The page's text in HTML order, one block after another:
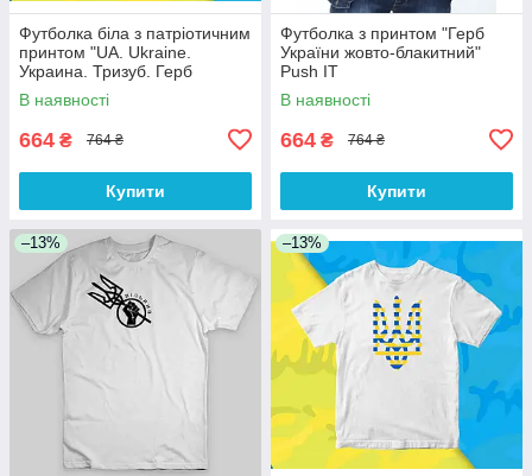
Футболка біла з патріотичним
принтом "UA. Ukraine.
Украина. Тризуб. Герб
України" Push IT
В наявності
664 ₴ 764 ₴
Купити
Футболка з принтом "Герб
України жовто-блакитний"
Push IT
В наявності
664 ₴ 764 ₴
Купити
–13% –13%